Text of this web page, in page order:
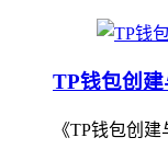
TP钱包创
《TP钱包创